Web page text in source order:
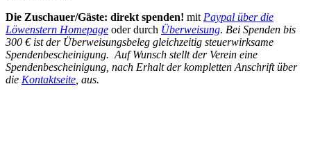
Die Zuschauer/Gäste: direkt spenden! mit Paypal über die
Löwenstern Homepage oder durch Überweisung. Bei Spenden bis
300 € ist der Überweisungsbeleg gleichzeitig steuerwirksame
Spendenbescheinigung. Auf Wunsch stellt der Verein eine
Spendenbescheinigung, nach Erhalt der kompletten Anschrift über
die Kontaktseite , aus.